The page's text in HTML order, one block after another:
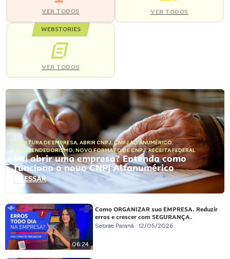
VER TODOS VER TODOS
WEBSTORIES
VER TODOS
ABERTURA DE EMPRESA, ABRIR CNPJ,CNPJ ALFANUMÉRICO,
EMPREENDEDORISMO, NOVO FORMATO DE CNPJ,RECEITA FEDERAL
Vai abrir uma empresa? Entenda como
funciona o novo CNPJ Alfanumérico
ACESSAR
06:24
Como ORGANIZAR sua EMPRESA. Reduzir
erros e crescer com SEGURANÇA.
Sebrae Paraná 12/05/2026